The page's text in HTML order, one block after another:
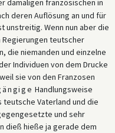
deren Auflösung an und für
unstreitig. Wenn nun aber die
teutscher
die niemanden und einzelne
Individuen von dem Drucke
sie von den Franzosen
Handlungsweise
Vaterland und die
und sehr
dieß hieße ja gerade dem